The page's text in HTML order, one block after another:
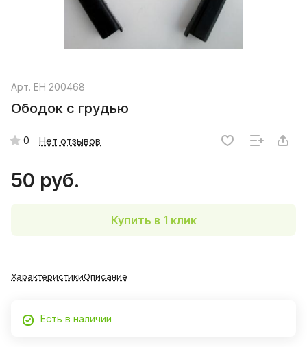
Арт. EH 200468
Ободок с грудью
0 Нет отзывов
50 руб.
Купить в 1 клик
ХарактеристикиОписание
Есть в наличии